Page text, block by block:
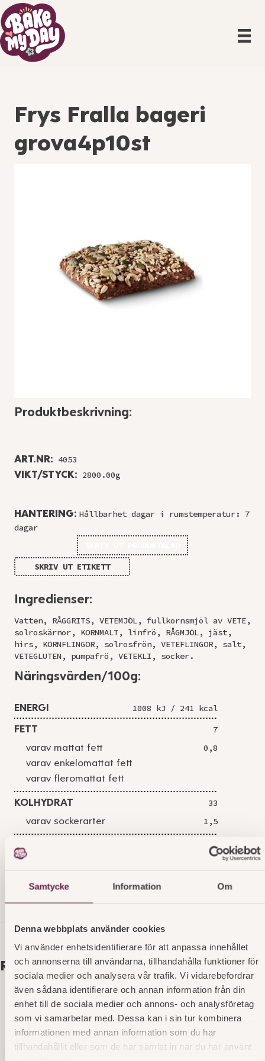
Samtycke Information Om
Denna webbplats använder cookies
Vi använder enhetsidentifierare för att anpassa innehållet
och annonserna till användarna, tillhandahålla funktioner för
sociala medier och analysera vår trafik. Vi vidarebefordrar
även sådana identifierare och annan information från din
enhet till de sociala medier och annons- och analysföretag
som vi samarbetar med. Dessa kan i sin tur kombinera
informationen med annan information som du har
tillhandahållit eller som de har samlat in när du har använt
Frys Fralla bageri
grova4p10st
Produktbeskrivning:
ART.NR: 4053
VIKT/STYCK: 2800.00g
HANTERING: Hållbarhet dagar i rumstemperatur: 7
dagar
SKRIV UT ETIKETT
Ingredienser:
Vatten, RÅGGRITS, VETEMJÖL, fullkornsmjöl av VETE,
solroskärnor, KORNMALT, linfrö, RÅGMJÖL, jäst,
hirs, KORNFLINGOR, solrosfrön, VETEFLINGOR, salt,
VETEGLUTEN, pumpafrö, VETEKLI, socker.
Näringsvärden/100g:
ENERGI
1008 kJ / 241 kcal
FETT
7
varav mattat fett
0,8
varav enkelomattat fett
varav fleromattat fett
KOLHYDRAT
33
varav sockerarter
1,5
FIBER
6,8
SALT
0,92
Relaterade produkter
Lyx White Ladybakelse OP
Marsipanbakelse på chokladbotten, fylld med
chokladmousse – en dröm för alla chokladälskare.